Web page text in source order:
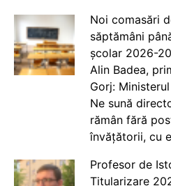
Noi comasări
săptămâni
școlar 2026-
Alin Badea,
Gorj:
Ne sună
rămân fără
învățătorii, cu
Profesor de
Titularizare